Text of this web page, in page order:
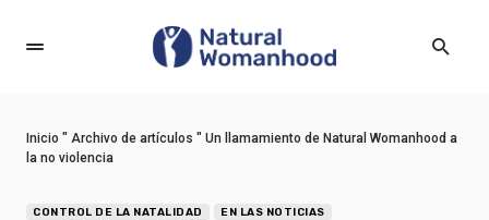
Inicio " Archivo de artículos " Un llamamiento de Natural Womanhood a
la no violencia
CONTROL DE LA NATALIDAD EN LAS NOTICIAS